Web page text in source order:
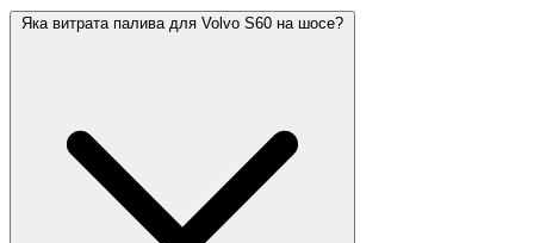
Яка витрата палива для Volvo S60 на шосе?